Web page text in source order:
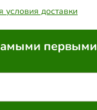
условия доставки
первыми